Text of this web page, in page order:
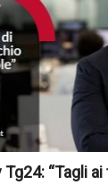
Tg24: “Tagli